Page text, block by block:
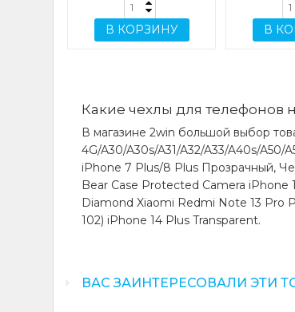
В КОРЗИНУ В
Какие чехлы для телефонов
В магазине 2win большой выбор
4G/A30/A30s/A31/A32/A33/A40s/
iPhone 7 Plus/8 Plus Прозрачный,
Bear Case Protected Camera
Diamond Xiaomi Redmi Note 13 Pro
102) iPhone 14 Plus Transparent.
ВАС ЗАИНТЕРЕСОВАЛИ ЭТИ